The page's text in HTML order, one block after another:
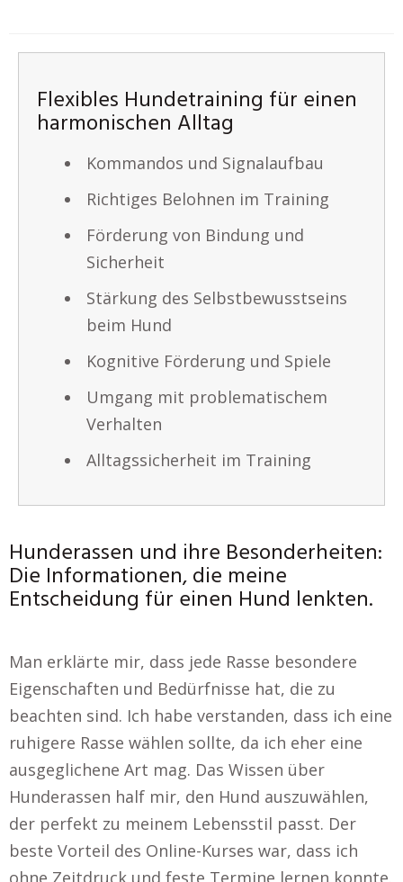
Flexibles Hundetraining für einen
harmonischen Alltag
Kommandos und Signalaufbau
Richtiges Belohnen im Training
Förderung von Bindung und
Sicherheit
Stärkung des Selbstbewusstseins
beim Hund
Kognitive Förderung und Spiele
Umgang mit problematischem
Verhalten
Alltagssicherheit im Training
Hunderassen und ihre Besonderheiten:
Die Informationen, die meine
Entscheidung für einen Hund lenkten.
Man erklärte mir, dass jede Rasse besondere
Eigenschaften und Bedürfnisse hat, die zu
beachten sind. Ich habe verstanden, dass ich eine
ruhigere Rasse wählen sollte, da ich eher eine
ausgeglichene Art mag. Das Wissen über
Hunderassen half mir, den Hund auszuwählen,
der perfekt zu meinem Lebensstil passt. Der
beste Vorteil des Online-Kurses war, dass ich
ohne Zeitdruck und feste Termine lernen konnte.